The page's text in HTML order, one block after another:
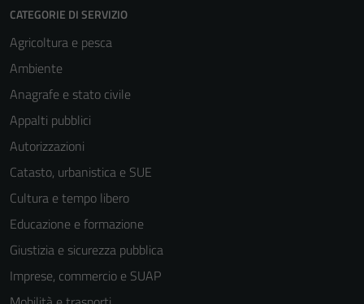
CATEGORIE DI SERVIZIO
Agricoltura e pesca
Ambiente
Anagrafe e stato civile
Appalti pubblici
Autorizzazioni
Catasto, urbanistica e SUE
Cultura e tempo libero
Educazione e formazione
Giustizia e sicurezza pubblica
Imprese, commercio e SUAP